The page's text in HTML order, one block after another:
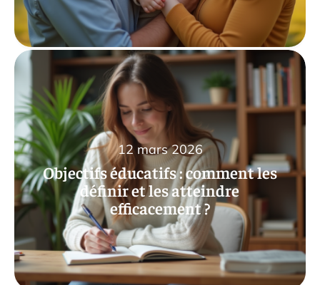
Objectifs éducatifs : comment les
définir et les atteindre
efficacement ?
12 mars 2026